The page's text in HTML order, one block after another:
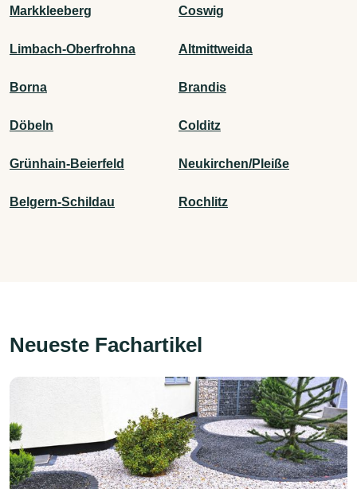
Markkleeberg Coswig
Limbach-Oberfrohna Altmittweida
Borna Brandis
Döbeln Colditz
Grünhain-Beierfeld Neukirchen/Pleiße
Belgern-Schildau Rochlitz
Neueste Fachartikel